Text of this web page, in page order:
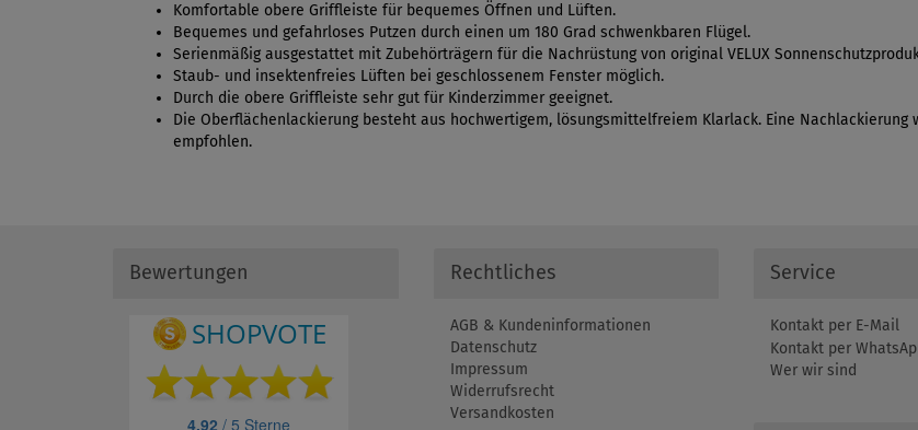
Komfortable obere Griffleiste für bequemes Öffnen und Lüften.
Bequemes und gefahrloses Putzen durch einen um 180 Grad schwenkbaren Flügel.
Serienmäßig ausgestattet mit Zubehörträgern für die Nachrüstung von original VELUX
Staub- und insektenfreies Lüften bei geschlossenem Fenster möglich.
Durch die obere Griffleiste sehr gut für Kinderzimmer geeignet.
Die Oberflächenlackierung besteht aus hochwertigem, lösungsmittelfreiem Klarlack. Eine
empfohlen.
Bewertungen Rechtliches
AGB & Kundeninformationen
Datenschutz
Impressum
Widerrufsrecht
Versandkosten
Service
Kontakt per E-Mail
Kontakt per
Wer wir sind